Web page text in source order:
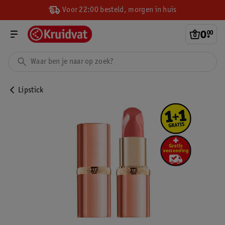
Voor 22:00 besteld, morgen in huis
0.
00
Lipstick